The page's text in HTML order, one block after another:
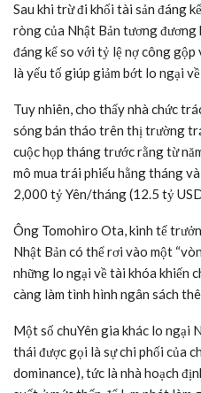
Sau khi trừ đi khối tài sản đáng
ròng của Nhật Bản tương đương
đáng kể so với tỷ lệ nợ công gộp
là yếu tố giúp giảm bớt lo ngại
Tuy nhiên, cho thấy nhà chức
sóng bán tháo trên thị trường
cuộc họp tháng trước rằng từ
mô mua trái phiếu hằng tháng
2,000 tỷ Yên/tháng (12.5 tỷ
Ông Tomohiro Ota, kinh tế
Nhật Bản có thể rơi vào một
những lo ngại về tài khóa khiến
càng làm tình hình ngân sách
Một số chuYên gia khác lo ngại
thái được gọi là sự chi phối của
dominance), tức là nhà hoạch